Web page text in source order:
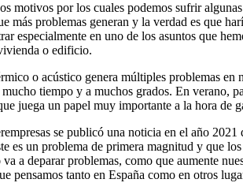
motivos por los cuales podemos sufrir
más problemas generan y la verdad es que
especialmente en uno de los asuntos que
o edificio.
o acústico genera múltiples problemas
tiempo y a muchos grados. En verano,
juega un papel muy importante a la hora de
se publicó una noticia en el año 2021
es un problema de primera magnitud y que
a deparar problemas, como que aumente
pensamos tanto en España como en otros